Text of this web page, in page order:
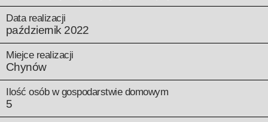
Data realizacji
październik 2022
Miejce realizacji
Chynów
Ilość osób w gospodarstwie domowym
5